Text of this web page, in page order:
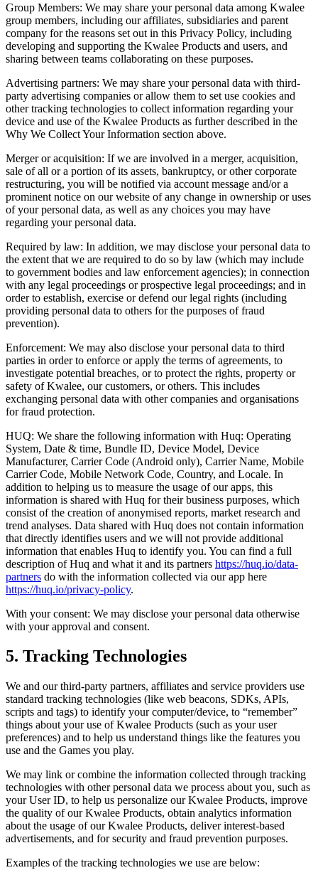
Group Members: We may share your personal data among Kwalee
group members, including our affiliates, subsidiaries and parent
company for the reasons set out in this Privacy Policy, including
developing and supporting the Kwalee Products and users, and
sharing between teams collaborating on these purposes.
Advertising partners: We may share your personal data with third-
party advertising companies or allow them to set use cookies and
other tracking technologies to collect information regarding your
device and use of the Kwalee Products as further described in the
Why We Collect Your Information section above.
Merger or acquisition: If we are involved in a merger, acquisition,
sale of all or a portion of its assets, bankruptcy, or other corporate
restructuring, you will be notified via account message and/or a
prominent notice on our website of any change in ownership or uses
of your personal data, as well as any choices you may have
regarding your personal data.
Required by law: In addition, we may disclose your personal data to
the extent that we are required to do so by law (which may include
to government bodies and law enforcement agencies); in connection
with any legal proceedings or prospective legal proceedings; and in
order to establish, exercise or defend our legal rights (including
providing personal data to others for the purposes of fraud
prevention).
Enforcement: We may also disclose your personal data to third
parties in order to enforce or apply the terms of agreements, to
investigate potential breaches, or to protect the rights, property or
safety of Kwalee, our customers, or others. This includes
exchanging personal data with other companies and organisations
for fraud protection.
HUQ: We share the following information with Huq: Operating
System, Date & time, Bundle ID, Device Model, Device
Manufacturer, Carrier Code (Android only), Carrier Name, Mobile
Carrier Code, Mobile Network Code, Country, and Locale. In
addition to helping us to measure the usage of our apps, this
information is shared with Huq for their business purposes, which
consist of the creation of anonymised reports, market research and
trend analyses. Data shared with Huq does not contain information
that directly identifies users and we will not provide additional
information that enables Huq to identify you. You can find a full
description of Huq and what it and its partners https://huq.io/data-
partners do with the information collected via our app here
https://huq.io/privacy-policy.
With your consent: We may disclose your personal data otherwise
with your approval and consent.
5. Tracking Technologies
We and our third-party partners, affiliates and service providers use
standard tracking technologies (like web beacons, SDKs, APIs,
scripts and tags) to identify your computer/device, to “remember”
things about your use of Kwalee Products (such as your user
preferences) and to help us understand things like the features you
use and the Games you play.
We may link or combine the information collected through tracking
technologies with other personal data we process about you, such as
your User ID, to help us personalize our Kwalee Products, improve
the quality of our Kwalee Products, obtain analytics information
about the usage of our Kwalee Products, deliver interest-based
advertisements, and for security and fraud prevention purposes.
Examples of the tracking technologies we use are below: